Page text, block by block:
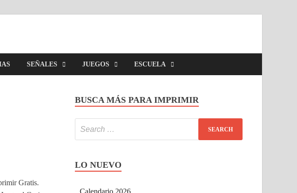
SEÑALES JUEGOS ESCUELA
Gratis.
BUSCA MÁS PARA IMPRIMIR
LO NUEVO
Calendario 2026